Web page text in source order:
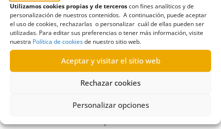
Utilizamos cookies propias y de terceroscon fines analíticos y de
personalización de nuestros contenidos. A continuación, puede aceptar
el uso de cookies, rechazarlas o personalizar cuál de ellas pueden ser
utilizadas. Para editar sus preferencias o tener más información, visite
nuestra Política de cookiesde nuestro sitio web.
Aceptar y visitar el sitio web
Rechazar cookies
Personalizar opciones
Terminación
R307/2023
Solicitud de información al Gobierno de Canarias